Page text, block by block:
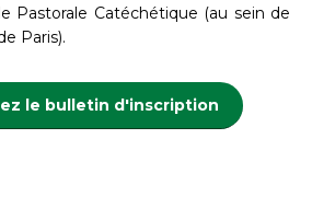
Pastorale Catéchétique (au sein de
Paris).
le bulletin d'inscription